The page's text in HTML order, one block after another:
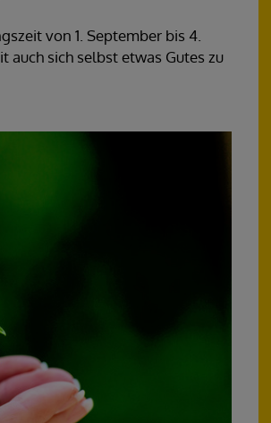
von 1. September bis 4.
sich selbst etwas Gutes zu